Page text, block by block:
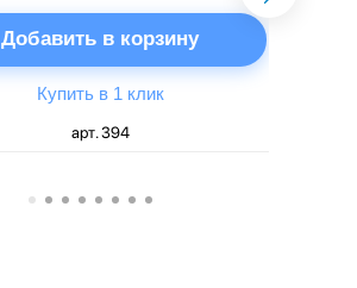
Добавить в корзину
Купить в 1 клик
арт. 394